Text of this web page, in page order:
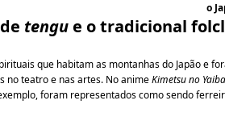
o
tengu e o tradicional
que habitam as montanhas do Japão e
no teatro e nas artes. No animeKimetsu no Yaiba
foram representados como sendo